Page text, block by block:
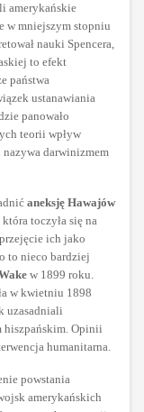
amerykańskie
w mniejszym stopniu
nauki Spencera,
to efekt
państwa
ustanawiania
panowało
teorii wpływ
nazywa darwinizmem
aneksję Hawajów
która toczyła się na
ich jako
to nieco bardziej
w 1899 roku.
w kwietniu 1898
uzasadniali
hiszpańskim. Opinii
humanitarna.
powstania
amerykańskich